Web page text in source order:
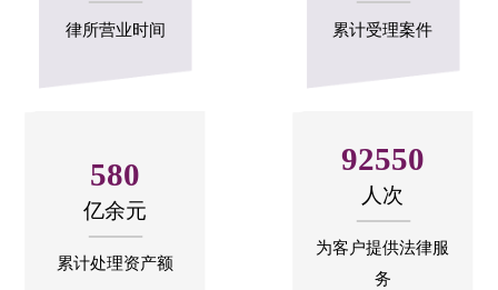
律所营业时间 累计受理案件
580
亿余元
累计处理资产额
92550
人次
为客户提供法律服
务